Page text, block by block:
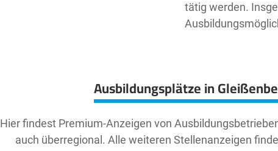
tätig werden.
Ausbildungsplätze in
Hier findest Premium-Anzeigen von
auch überregional. Alle weiteren Stellenanzeigen